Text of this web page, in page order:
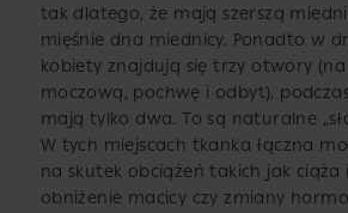
tak dlatego, że mają szerszą
mięśnie dna miednicy. Ponadto w
kobiety znajdują się trzy otwory (na
moczową, pochwę i odbyt),
mają tylko dwa. To są naturalne
W tych miejscach tkanka łączna
na skutek obciążeń takich jak ciąża
obniżenie macicy czy zmiany